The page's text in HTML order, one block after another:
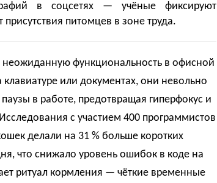
в соцсетях — учёные фиксируют
питомцев в зоне труда.
функциональность в офисной
клавиатуре или документах, они невольно
в работе, предотвращая гиперфокус и
с участием 400 программистов
делали на 31 % больше коротких
что снижало уровень ошибок в коде на
ритуал кормления — чёткие временные